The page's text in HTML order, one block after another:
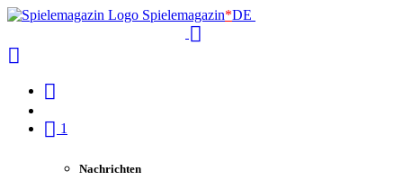
Spielemagazin*DE
1
Nachrichten